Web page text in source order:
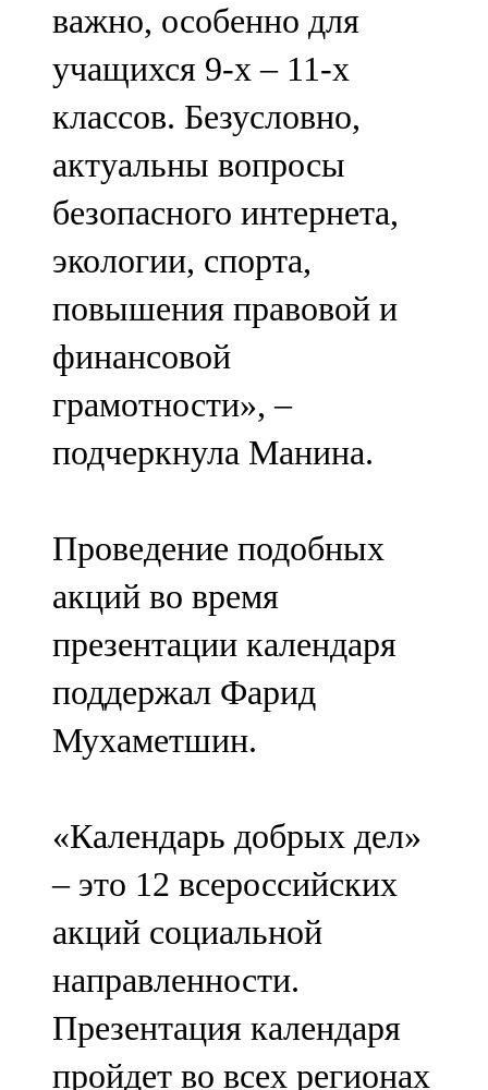
важно, особенно для
учащихся 9-х – 11-х
классов. Безусловно,
актуальны вопросы
безопасного интернета,
экологии, спорта,
повышения правовой и
финансовой
грамотности», –
подчеркнула Манина.
Проведение подобных
акций во время
презентации календаря
поддержал Фарид
Мухаметшин.
«Календарь добрых дел»
– это 12 всероссийских
акций социальной
направленности.
Презентация календаря
пройдет во всех регионах